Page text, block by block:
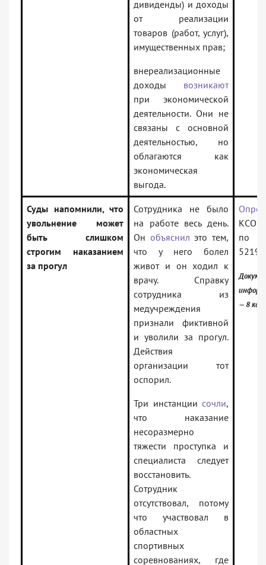
дивиденды) и доходы
от реализации
товаров (работ, услуг),
имущественных прав;
внереализационные
доходы возникают
при экономической
деятельности. Они не
связаны с основной
деятельностью, но
облагаются как
экономическая
выгода.
Суды напомнили, что
увольнение может
быть слишком
строгим наказанием
за прогул
Сотрудника не было
на работе весь день.
Он объяснил это тем,
что у него болел
живот и он ходил к
врачу. Справку
сотрудника из
медучреждения
признали фиктивной
и уволили за прогул.
Действия
организации тот
оспорил.
Три инстанции сочли,
что наказание
несоразмерно
тяжести проступка и
специалиста следует
восстановить.
Сотрудник
отсутствовал, потому
что участвовал в
областных
спортивных
соревнованиях, где
КСОЮ
по
5219/
— 8